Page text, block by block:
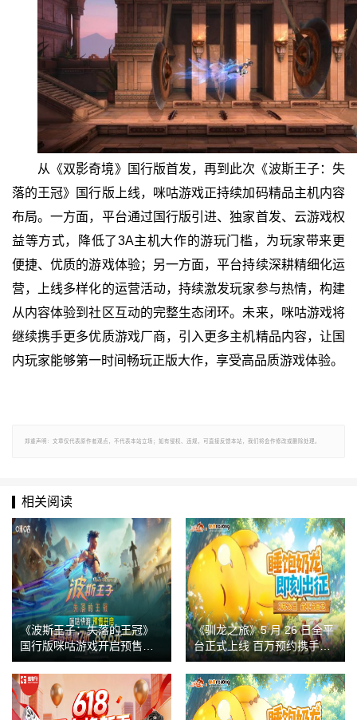
从《双影奇境》国行版首发，再到此次《波斯王子：失
落的王冠》国行版上线，咪咕游戏正持续加码精品主机内容
布局。一方面，平台通过国行版引进、独家首发、云游戏权
益等方式，降低了3A主机大作的游玩门槛，为玩家带来更
便捷、优质的游戏体验；另一方面，平台持续深耕精细化运
营，上线多样化的运营活动，持续激发玩家参与热情，构建
从内容体验到社区互动的完整生态闭环。未来，咪咕游戏将
继续携手更多优质游戏厂商，引入更多主机精品内容，让国
内玩家能够第一时间畅玩正版大作，享受高品质游戏体验。
郑重声明：文章仅代表原作者观点，不代表本站立场；如有侵权、违规，可直接反馈本站，我们将会作修改或删除处理。
相关阅读
《波斯王子：失落的王冠》
国行版咪咕游戏开启预售，
早鸟价7折抢先入手
《驯龙之旅》5 月 26 日全平
台正式上线 百万预约携手奶
龙开启治愈驯龙冒险